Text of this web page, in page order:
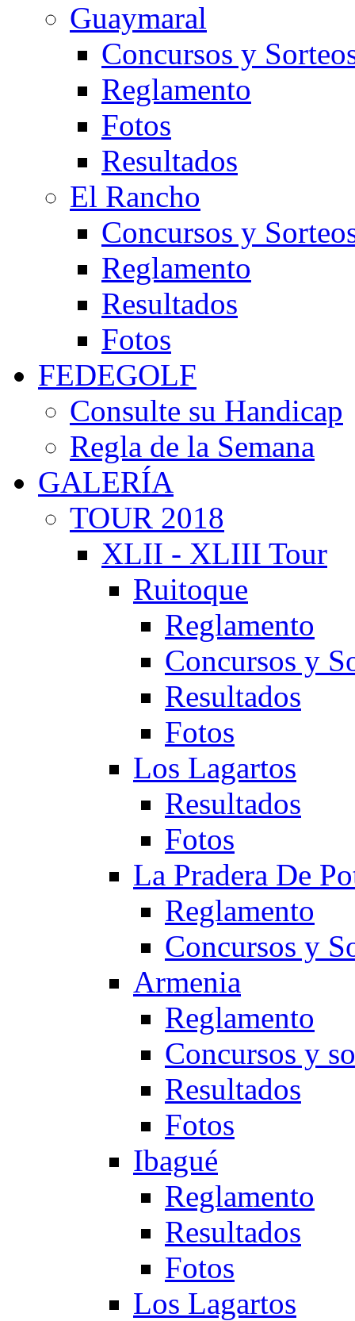
Guaymaral
Concursos y
Reglamento
Fotos
Resultados
El Rancho
Concursos y
Reglamento
Resultados
Fotos
FEDEGOLF
Consulte su Handicap
Regla de la Semana
GALERÍA
TOUR 2018
XLII - XLIII Tour
Ruitoque
Reglamento
Concursos y
Resultados
Fotos
Los Lagartos
Resultados
Fotos
La Pradera De
Reglamento
Concursos y
Armenia
Reglamento
Concursos y
Resultados
Fotos
Ibagué
Reglamento
Resultados
Fotos
Los Lagartos